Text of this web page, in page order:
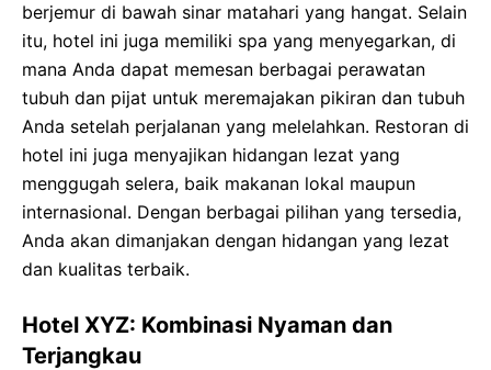
berjemur di bawah sinar matahari yang hangat. Selain
itu, hotel ini juga memiliki spa yang menyegarkan, di
mana Anda dapat memesan berbagai perawatan
tubuh dan pijat untuk meremajakan pikiran dan tubuh
Anda setelah perjalanan yang melelahkan. Restoran di
hotel ini juga menyajikan hidangan lezat yang
menggugah selera, baik makanan lokal maupun
internasional. Dengan berbagai pilihan yang tersedia,
Anda akan dimanjakan dengan hidangan yang lezat
dan kualitas terbaik.
Hotel XYZ: Kombinasi Nyaman dan
Terjangkau